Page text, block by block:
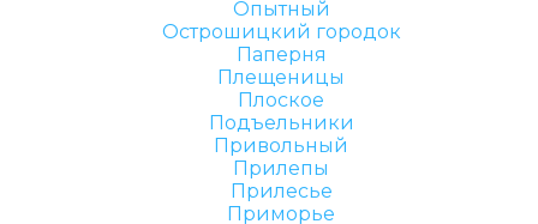
Опытный
Острошицкий городок
Паперня
Плещеницы
Плоское
Подъельники
Привольный
Прилепы
Прилесье
Приморье